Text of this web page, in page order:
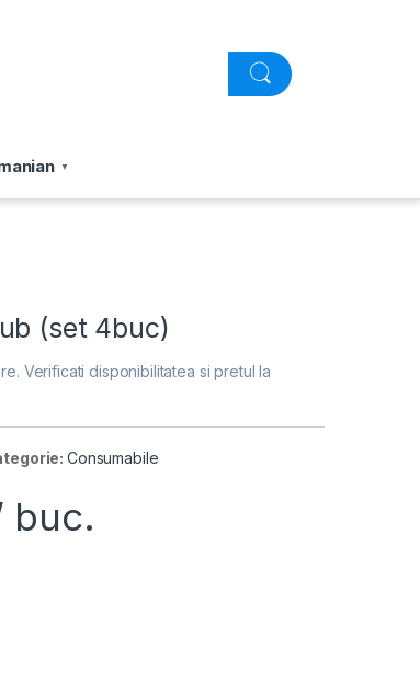
▼
(set 4buc)
Verificati disponibilitatea si pretul la
Consumabile
buc.